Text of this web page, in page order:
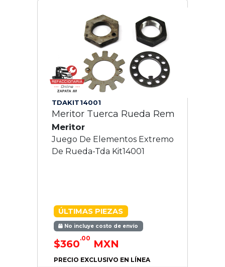
TDAKIT14001
Meritor Tuerca Rueda Rem
Meritor
Juego De Elementos Extremo
De Rueda-Tda Kit14001
ÚLTIMAS PIEZAS
No incluye costo de envío
$360.00 MXN
PRECIO EXCLUSIVO EN LÍNEA